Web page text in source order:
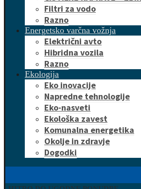
Filtri za vodo
Razno
Energetsko varčna vožnja
Električni avto
Hibridna vozila
Razno
Ekologija
Eko inovacije
Napredne tehnologije
Eko-nasveti
Ekološka zavest
Komunalna energetika
Okolje in zdravje
Dogodki